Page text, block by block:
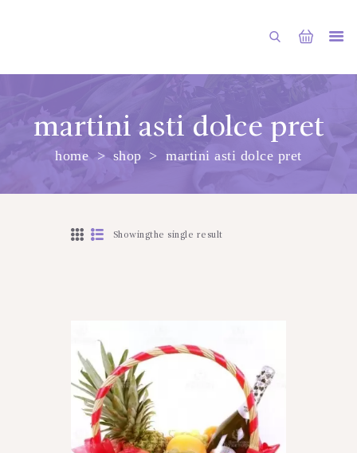
martini asti dolce pret
home shop martini asti dolce pret
PRINCIPALA
DESPRE NOI
Showingthe single result